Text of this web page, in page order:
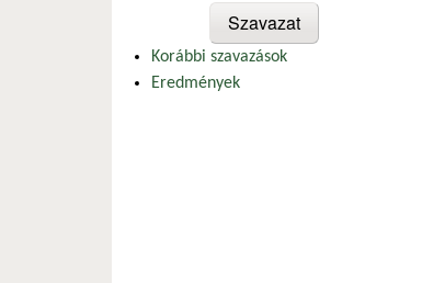
Korábbi szavazások
Eredmények